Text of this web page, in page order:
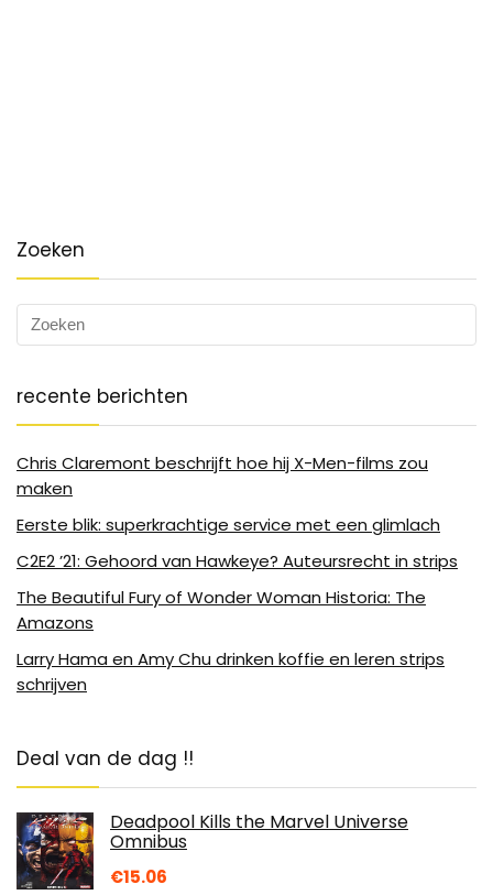
Zoeken
recente berichten
Chris Claremont beschrijft hoe hij X-Men-films zou
maken
Eerste blik: superkrachtige service met een glimlach
C2E2 ’21: Gehoord van Hawkeye? Auteursrecht in strips
The Beautiful Fury of Wonder Woman Historia: The
Amazons
Larry Hama en Amy Chu drinken koffie en leren strips
schrijven
Deal van de dag !!
Deadpool Kills the Marvel Universe
Omnibus
€15.06